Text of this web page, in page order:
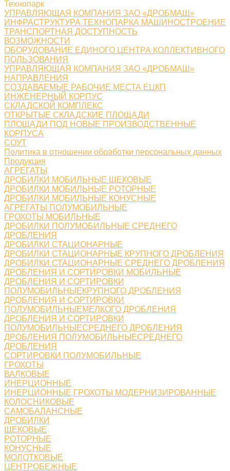
Технопарк
УПРАВЛЯЮЩАЯ КОМПАНИЯ ЗАО «ДРОБМАШ»
ИНФРАСТРУКТУРА ТЕХНОПАРКА МАШИНОСТРОЕНИЕ
ТРАНСПОРТНАЯ ДОСТУПНОСТЬ
ВОЗМОЖНОСТИ
ОБОРУДОВАНИЕ ЕДИНОГО ЦЕНТРА КОЛЛЕКТИВНОГО
ПОЛЬЗОВАНИЯ
УПРАВЛЯЮЩАЯ КОМПАНИЯ ЗАО «ДРОБМАШ»
НАПРАВЛЕНИЯ
СОЗДАВАЕМЫЕ РАБОЧИЕ МЕСТА ЕЦКП
ИНЖЕНЕРНЫЙ КОРПУС
СКЛАДСКОЙ КОМПЛЕКС
ОТКРЫТЫЕ СКЛАДСКИЕ ПЛОЩАДИ
ПЛОЩАДИ ПОД НОВЫЕ ПРОИЗВОДСТВЕННЫЕ
КОРПУСА
СОУТ
Политика в отношении обработки персональных данных
Продукция
АГРЕГАТЫ
ДРОБИЛКИ МОБИЛЬНЫЕ ЩЕКОВЫЕ
ДРОБИЛКИ МОБИЛЬНЫЕ РОТОРНЫЕ
ДРОБИЛКИ МОБИЛЬНЫЕ КОНУСНЫЕ
АГРЕГАТЫ ПОЛУМОБИЛЬНЫЕ
ГРОХОТЫ МОБИЛЬНЫЕ
ДРОБИЛКИ ПОЛУМОБИЛЬНЫЕ СРЕДНЕГО
ДРОБЛЕНИЯ
ДРОБИЛКИ СТАЦИОНАРНЫЕ
ДРОБИЛКИ СТАЦИОНАРНЫЕ КРУПНОГО ДРОБЛЕНИЯ
ДРОБИЛКИ СТАЦИОНАРНЫЕ СРЕДНЕГО ДРОБЛЕНИЯ
ДРОБЛЕНИЯ И СОРТИРОВКИ МОБИЛЬНЫЕ
ДРОБЛЕНИЯ И СОРТИРОВКИ
ПОЛУМОБИЛЬНЫЕКРУПНОГО ДРОБЛЕНИЯ
ДРОБЛЕНИЯ И СОРТИРОВКИ
ПОЛУМОБИЛЬНЫЕМЕЛКОГО ДРОБЛЕНИЯ
ДРОБЛЕНИЯ И СОРТИРОВКИ
ПОЛУМОБИЛЬНЫЕСРЕДНЕГО ДРОБЛЕНИЯ
ДРОБЛЕНИЯ ПОЛУМОБИЛЬНЫЕСРЕДНЕГО
ДРОБЛЕНИЯ
СОРТИРОВКИ ПОЛУМОБИЛЬНЫЕ
ГРОХОТЫ
ВАЛКОВЫЕ
ИНЕРЦИОННЫЕ
ИНЕРЦИОННЫЕ ГРОХОТЫ МОДЕРНИЗИРОВАННЫЕ
КОЛОСНИКОВЫЕ
САМОБАЛАНСНЫЕ
ДРОБИЛКИ
ЩЕКОВЫЕ
РОТОРНЫЕ
КОНУСНЫЕ
МОЛОТКОВЫЕ
ЦЕНТРОБЕЖНЫЕ